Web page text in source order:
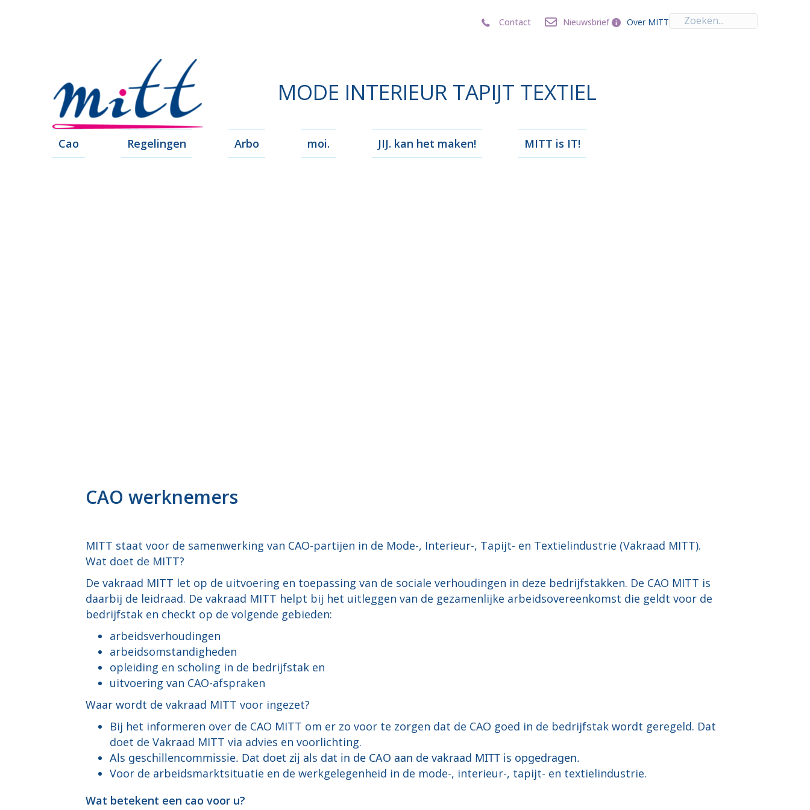
ContactContact Nieuwsbrief
Nieuwsbrief Over MITT
Over MITT
MODE INTERIEUR TAPIJT TEXTIEL
Cao Regelingen Arbo moi. JIJ. kan het maken! MITT is IT!
CAO werknemers
MITT staat voor de samenwerking van CAO-partijen in de Mode-, Interieur-, Tapijt- en Textielindustrie (Vakraad MITT).
Wat doet de MITT?
De vakraad MITT let op de uitvoering en toepassing van de sociale verhoudingen in deze bedrijfstakken. De CAO MITT is
daarbij de leidraad. De vakraad MITT helpt bij het uitleggen van de gezamenlijke arbeidsovereenkomst die geldt voor de
bedrijfstak en checkt op de volgende gebieden:
arbeidsverhoudingen
arbeidsomstandigheden
opleiding en scholing in de bedrijfstak en
uitvoering van CAO-afspraken
Waar wordt de vakraad MITT voor ingezet?
Bij het informeren over de CAO MITT om er zo voor te zorgen dat de CAO goed in de bedrijfstak wordt geregeld. Dat
doet de Vakraad MITT via advies en voorlichting.
Als geschillencommissie. Dat doet zij als dat in de CAO aan de vakraad MITT is opgedragen.
Voor de arbeidsmarktsituatie en de werkgelegenheid in de mode-, interieur-, tapijt- en textielindustrie.
Wat betekent een cao voor u?